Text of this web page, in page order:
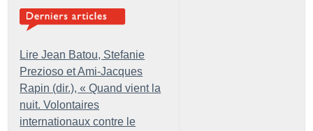
Lire Jean Batou, Stefanie
Prezioso et Ami-Jacques
Rapin (dir.), « Quand vient la
nuit. Volontaires
internationaux contre le